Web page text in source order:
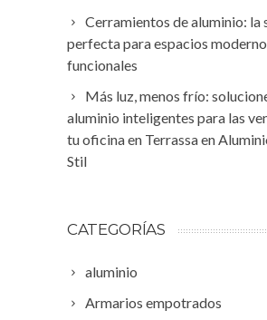
Cerramientos de aluminio: la
perfecta para espacios
funcionales
Más luz, menos frío:
aluminio inteligentes para las
tu oficina en Terrassa en
Stil
CATEGORÍAS
aluminio
Armarios empotrados